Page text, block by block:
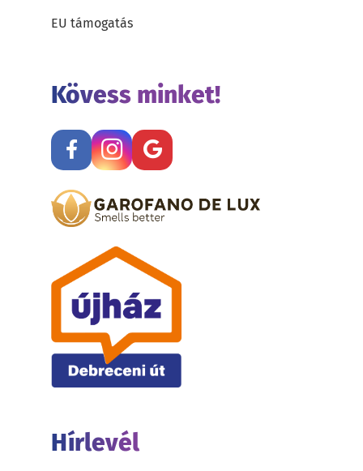
EU támogatás
Kövess minket!
Hírlevél